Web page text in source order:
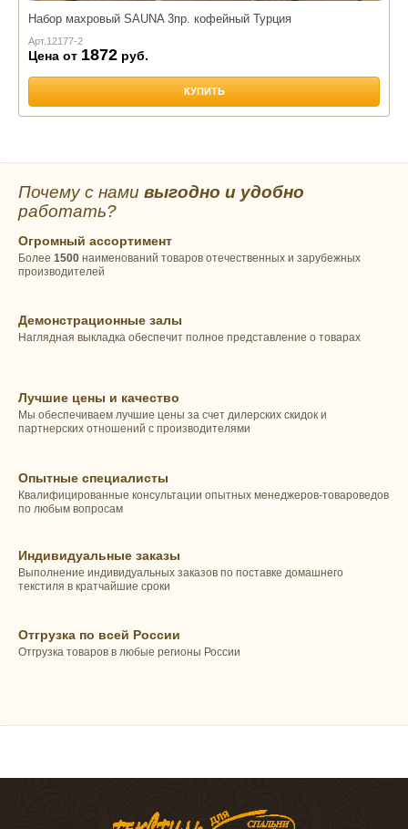
Набор махровый SAUNA 3пр. кофейный Турция
Арт. 12177-2
Цена от 1872 руб.
КУПИТЬ
Почему с нами выгодно и удобно
работать?
Огромный ассортимент
Более 1500 наименований товаров отечественных и зарубежных
производителей
Демонстрационные залы
Наглядная выкладка обеспечит полное представление о товарах
Лучшие цены и качество
Мы обеспечиваем лучшие цены за счет дилерских скидок и
партнерских отношений с производителями
Опытные специалисты
Квалифицированные консультации опытных менеджеров-товароведов
по любым вопросам
Индивидуальные заказы
Выполнение индивидуальных заказов по поставке домашнего
текстиля в кратчайшие сроки
Отгрузка по всей России
Отгрузка товаров в любые регионы России